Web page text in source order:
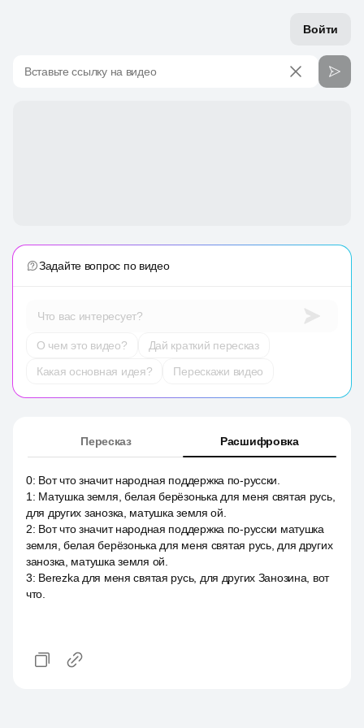
Войти
Вставьте ссылку на видео
Задайте вопрос по видео
Что вас интересует?
О чем это видео?
Дай краткий пересказ
Какая основная идея?
Перескажи видео
Пересказ Расшифровка
0: Вот что значит народная поддержка по-русски.
1 : Матушка земля, белая берёзонька для меня святая русь,
для других занозка, матушка земля ой.
2: Вот что значит народная поддержка по-русски матушка
земля, белая берёзонька для меня святая русь, для других
занозка, матушка земля ой.
3: Berezka для меня святая русь, для других Занозина, вот
что.